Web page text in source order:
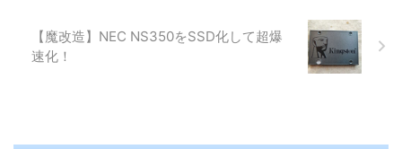
【魔改造】NEC NS350をSSD化して超爆
速化！